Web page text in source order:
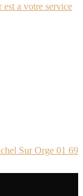
est a votre service
Sur Orge 01 69